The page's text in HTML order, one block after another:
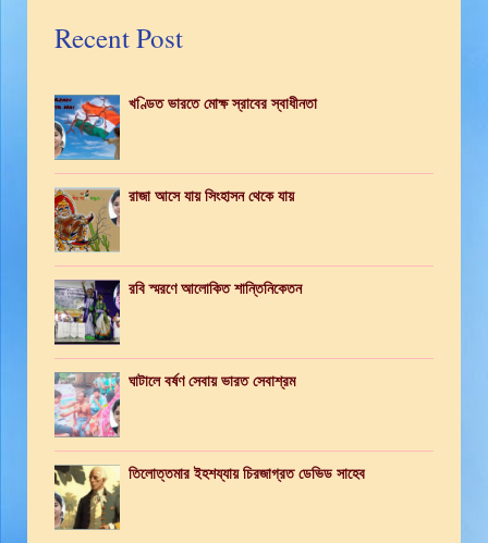
Recent Post
খণ্ডিত ভারতে মোক্ষ স্রাবের স্বাধীনতা
রাজা আসে যায় সিংহাসন থেকে যায়
রবি স্মরণে আলোকিত শান্তিনিকেতন
ঘাটালে বর্ষণ সেবায় ভারত সেবাশ্রম
তিলোত্তমার ইহশয্যায় চিরজাগ্রত ডেভিড সাহেব